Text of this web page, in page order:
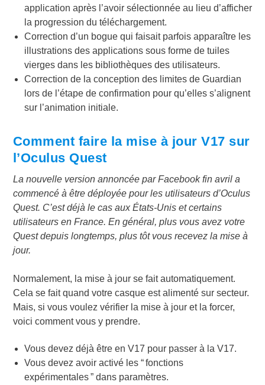
application après l’avoir sélectionnée au lieu d’afficher
la progression du téléchargement.
Correction d’un bogue qui faisait parfois apparaître les
illustrations des applications sous forme de tuiles
vierges dans les bibliothèques des utilisateurs.
Correction de la conception des limites de Guardian
lors de l’étape de confirmation pour qu’elles s’alignent
sur l’animation initiale.
Comment faire la mise à jour V17 sur
l’Oculus Quest
La nouvelle version annoncée par Facebook fin avril a
commencé à être déployée pour les utilisateurs d’Oculus
Quest. C’est déjà le cas aux États-Unis et certains
utilisateurs en France. En général, plus vous avez votre
Quest depuis longtemps, plus tôt vous recevez la mise à
jour.
Normalement, la mise à jour se fait automatiquement.
Cela se fait quand votre casque est alimenté sur secteur.
Mais, si vous voulez vérifier la mise à jour et la forcer,
voici comment vous y prendre.
Vous devez déjà être en V17 pour passer à la V17.
Vous devez avoir activé les “ fonctions
expérimentales ” dans paramètres.